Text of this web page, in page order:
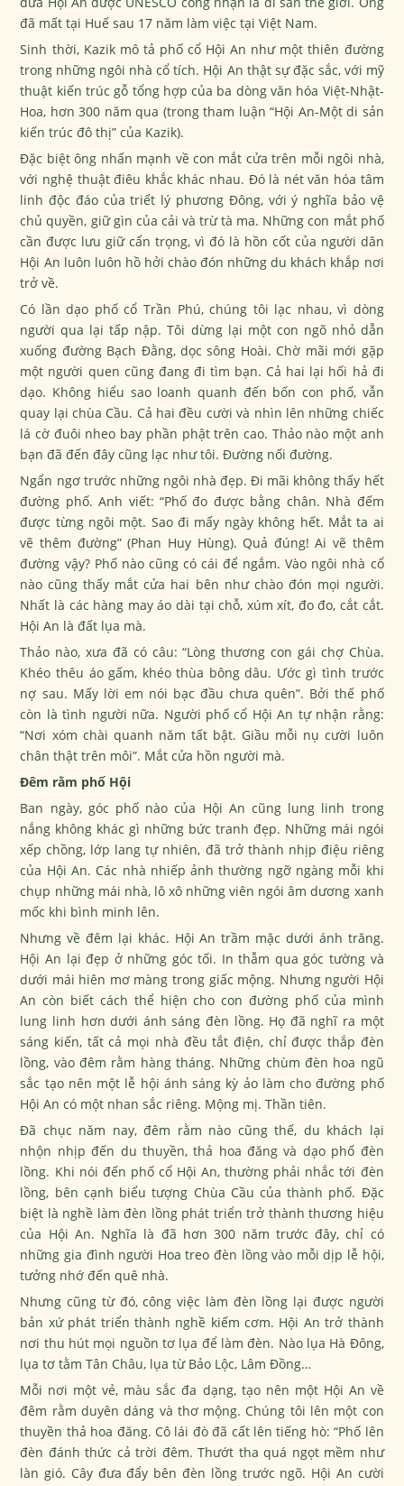
đã mất tại Huế sau 17 năm làm việc tại Việt Nam.
Sinh thời, Kazik mô tả phố cổ Hội An như một thiên đường
trong những ngôi nhà cổ tích. Hội An thật sự đặc sắc, với mỹ
thuật kiến trúc gỗ tổng hợp của ba dòng văn hóa Việt-Nhật-
Hoa, hơn 300 năm qua (trong tham luận “Hội An-Một di sản
kiến trúc đô thị” của Kazik).
Đặc biệt ông nhấn mạnh về con mắt cửa trên mỗi ngôi nhà,
với nghệ thuật điêu khắc khác nhau. Đó là nét văn hóa tâm
linh độc đáo của triết lý phương Đông, với ý nghĩa bảo vệ
chủ quyền, giữ gìn của cải và trừ tà ma. Những con mắt phố
cần được lưu giữ cẩn trọng, vì đó là hồn cốt của người dân
Hội An luôn luôn hồ hởi chào đón những du khách khắp nơi
trở về.
Có lần dạo phố cổ Trần Phú, chúng tôi lạc nhau, vì dòng
người qua lại tấp nập. Tôi dừng lại một con ngõ nhỏ dẫn
xuống đường Bạch Đằng, dọc sông Hoài. Chờ mãi mới gặp
một người quen cũng đang đi tìm bạn. Cả hai lại hối hả đi
dạo. Không hiểu sao loanh quanh đến bốn con phố, vẫn
quay lại chùa Cầu. Cả hai đều cười và nhìn lên những chiếc
lá cờ đuôi nheo bay phần phật trên cao. Thảo nào một anh
bạn đã đến đây cũng lạc như tôi. Đường nối đường.
Ngẩn ngơ trước những ngôi nhà đẹp. Đi mãi không thấy hết
đường phố. Anh viết: “Phố đo được bằng chân. Nhà đếm
được từng ngôi một. Sao đi mấy ngày không hết. Mắt ta ai
vẽ thêm đường” (Phan Huy Hùng). Quả đúng! Ai vẽ thêm
đường vậy? Phố nào cũng có cái để ngắm. Vào ngôi nhà cổ
nào cũng thấy mắt cửa hai bên như chào đón mọi người.
Nhất là các hàng may áo dài tại chỗ, xúm xít, đo đo, cắt cắt.
Hội An là đất lụa mà.
Thảo nào, xưa đã có câu: “Lòng thương con gái chợ Chùa.
Khéo thêu áo gấm, khéo thùa bông dâu. Ước gì tình trước
nợ sau. Mấy lời em nói bạc đầu chưa quên”. Bởi thế phố
còn là tình người nữa. Người phố cổ Hội An tự nhận rằng:
“Nơi xóm chài quanh năm tất bật. Giầu mỗi nụ cười luôn
chân thật trên môi”. Mắt cửa hồn người mà.
Đêm rằm phố Hội
Ban ngày, góc phố nào của Hội An cũng lung linh trong
nắng không khác gì những bức tranh đẹp. Những mái ngói
xếp chồng, lớp lang tự nhiên, đã trở thành nhịp điệu riêng
của Hội An. Các nhà nhiếp ảnh thường ngỡ ngàng mỗi khi
chụp những mái nhà, lô xô những viên ngói âm dương xanh
mốc khi bình minh lên.
Nhưng về đêm lại khác. Hội An trầm mặc dưới ánh trăng.
Hội An lại đẹp ở những góc tối. In thẫm qua góc tường và
dưới mái hiên mơ màng trong giấc mộng. Nhưng người Hội
An còn biết cách thể hiện cho con đường phố của mình
lung linh hơn dưới ánh sáng đèn lồng. Họ đã nghĩ ra một
sáng kiến, tất cả mọi nhà đều tắt điện, chỉ được thắp đèn
lồng, vào đêm rằm hàng tháng. Những chùm đèn hoa ngũ
sắc tạo nên một lễ hội ánh sáng kỳ ảo làm cho đường phố
Hội An có một nhan sắc riêng. Mộng mị. Thần tiên.
Đã chục năm nay, đêm rằm nào cũng thế, du khách lại
nhộn nhịp đến du thuyền, thả hoa đăng và dạo phố đèn
lồng. Khi nói đến phố cổ Hội An, thường phải nhắc tới đèn
lồng, bên cạnh biểu tượng Chùa Cầu của thành phố. Đặc
biệt là nghề làm đèn lồng phát triển trở thành thương hiệu
của Hội An. Nghĩa là đã hơn 300 năm trước đây, chỉ có
những gia đình người Hoa treo đèn lồng vào mỗi dịp lễ hội,
tưởng nhớ đến quê nhà.
Nhưng cũng từ đó, công việc làm đèn lồng lại được người
bản xứ phát triển thành nghề kiếm cơm. Hội An trở thành
nơi thu hút mọi nguồn tơ lụa để làm đèn. Nào lụa Hà Đông,
lụa tơ tằm Tân Châu, lụa từ Bảo Lộc, Lâm Đồng…
Mỗi nơi một vẻ, màu sắc đa dạng, tạo nên một Hội An về
đêm rằm duyên dáng và thơ mộng. Chúng tôi lên một con
thuyền thả hoa đăng. Cô lái đò đã cất lên tiếng hò: “Phố lên
đèn đánh thức cả trời đêm. Thướt tha quá ngọt mềm như
làn gió. Cây đưa đẩy bên đèn lồng trước ngõ. Hội An cười